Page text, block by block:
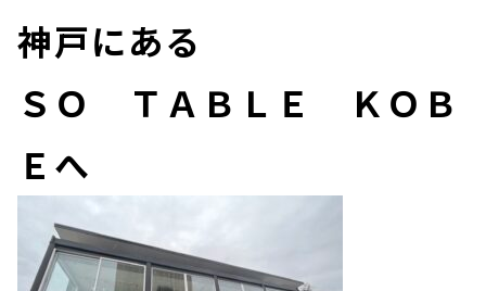
神戸にある
ＳＯ ＴＡＢＬＥ ＫＯＢ
Ｅへ